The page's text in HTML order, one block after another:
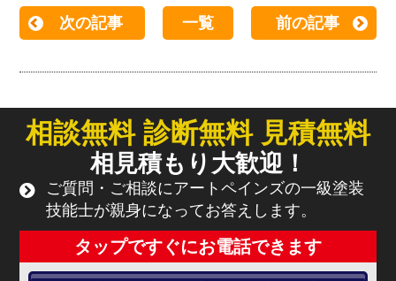
次の記事 一覧 前の記事
相談無料 診断無料 見積無料
相見積もり大歓迎！
ご質問・ご相談にアートペインズの一級塗装
技能士が親身になってお答えします。
タップですぐにお電話できます